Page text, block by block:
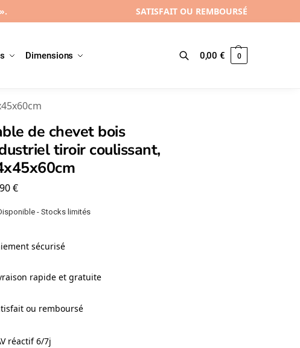
SATISFAIT OU REMBOURSÉ
Dimensions
Recherche 0,00€ 0
de chevet bois
tiroir coulissant,
€
- Stocks limités
sécurisé
rapide et gratuite
ou remboursé
réactif 6/7j